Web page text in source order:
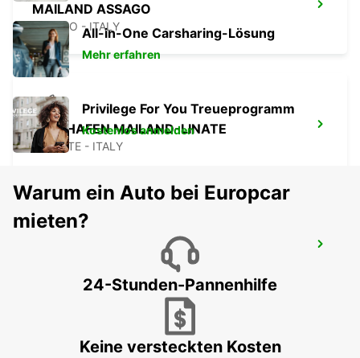
MAILAND ASSAGO
ASSAGO - ITALY
FLUGHAFEN MAILAND-LINATE
SEGRATE - ITALY
All-in-One Carsharing-Lösung
Mehr erfahren
Privilege For You Treueprogramm
Kostenlos anmelden
Warum ein Auto bei Europcar
mieten?
24-Stunden-Pannenhilfe
Keine versteckten Kosten